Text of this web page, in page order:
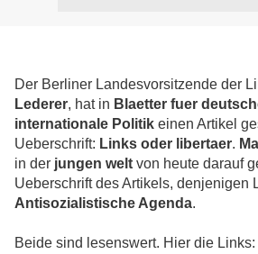
Der Berliner Landesvorsitzende der
Lederer, hat in Blaetter fuer
internationale Politik einen Artikel
Ueberschrift: Links oder libertaer.
in der jungen welt von heute darauf
Ueberschrift des Artikels, denjenigen
Antisozialistische Agenda.
Beide sind lesenswert. Hier die Links: